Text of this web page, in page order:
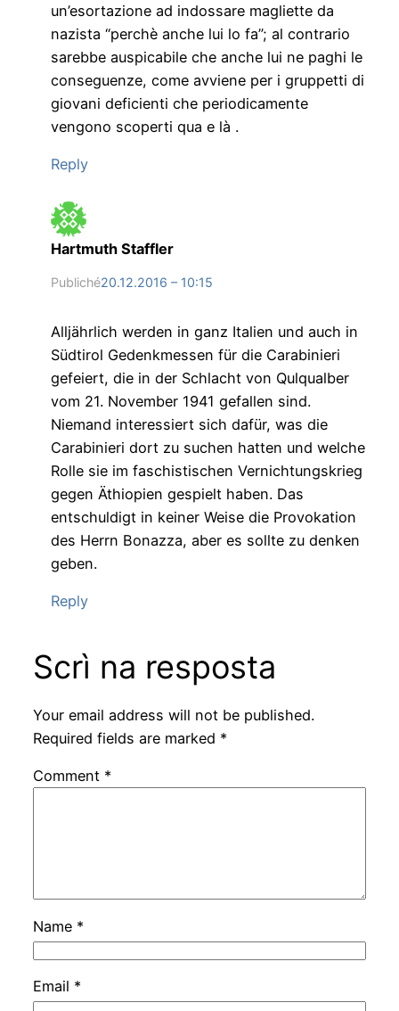
un’esortazione ad indossare magliette da
nazista “perchè anche lui lo fa”; al contrario
sarebbe auspicabile che anche lui ne paghi le
conseguenze, come avviene per i gruppetti di
giovani deficienti che periodicamente
vengono scoperti qua e là .
Reply
Hartmuth Staffler
Publiché20.12.2016 – 10:15
Alljährlich werden in ganz Italien und auch in
Südtirol Gedenkmessen für die Carabinieri
gefeiert, die in der Schlacht von Qulqualber
vom 21. November 1941 gefallen sind.
Niemand interessiert sich dafür, was die
Carabinieri dort zu suchen hatten und welche
Rolle sie im faschistischen Vernichtungskrieg
gegen Äthiopien gespielt haben. Das
entschuldigt in keiner Weise die Provokation
des Herrn Bonazza, aber es sollte zu denken
geben.
Reply
Scrì na resposta
Your email address will not be published.
Required fields are marked *
Comment *
Name *
Email *